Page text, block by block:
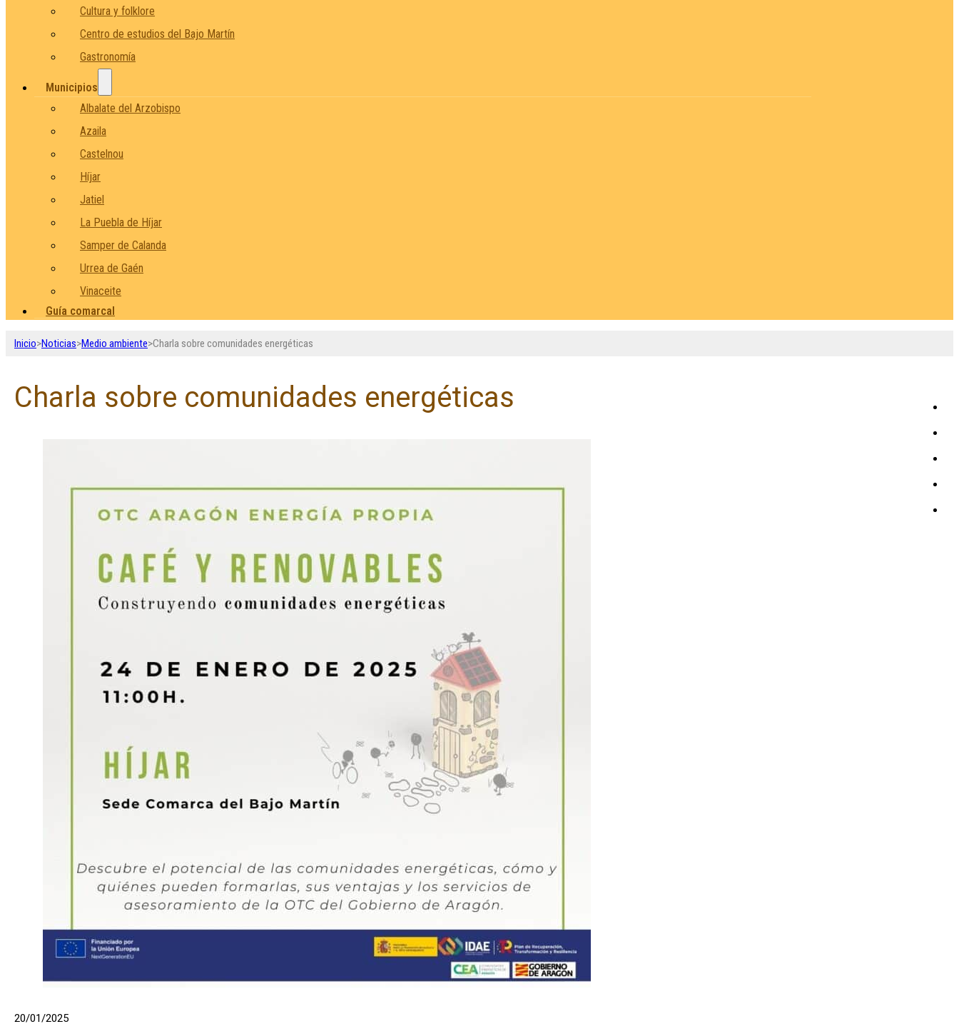
Cultura y folklore
Centro de estudios del Bajo Martín
Gastronomía
Municipios
Albalate del Arzobispo
Azaila
Castelnou
Híjar
Jatiel
La Puebla de Híjar
Samper de Calanda
Urrea de Gaén
Vinaceite
Guía comarcal
Inicio>Noticias>Medio ambiente>Charla sobre comunidades energéticas
Charla sobre comunidades energéticas
20/01/2025